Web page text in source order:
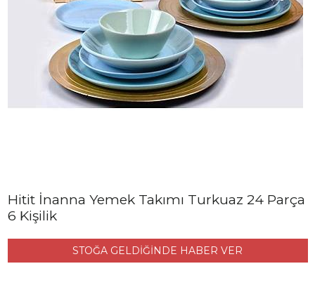
Hitit İnanna Yemek Takımı Turkuaz 24 Parça
6 Kişilik
STOĞA GELDİĞİNDE HABER VER